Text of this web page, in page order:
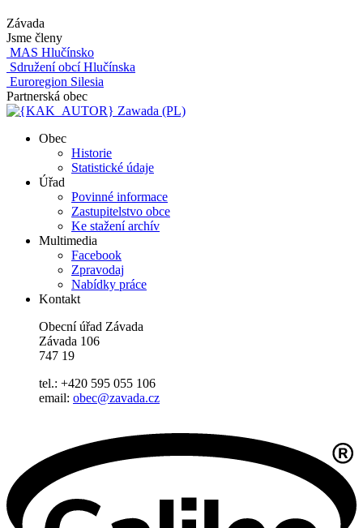
Závada
Jsme členy
MAS Hlučínsko
Sdružení obcí Hlučínska
Euroregion Silesia
Partnerská obec
Zawada (PL)
Obec
Historie
Statistické údaje
Úřad
Povinné informace
Zastupitelstvo obce
Ke stažení archív
Multimedia
Facebook
Zpravodaj
Nabídky práce
Kontakt
Obecní úřad Závada
Závada 106
747 19
tel.: +420 595 055 106
email: obec@zavada.cz